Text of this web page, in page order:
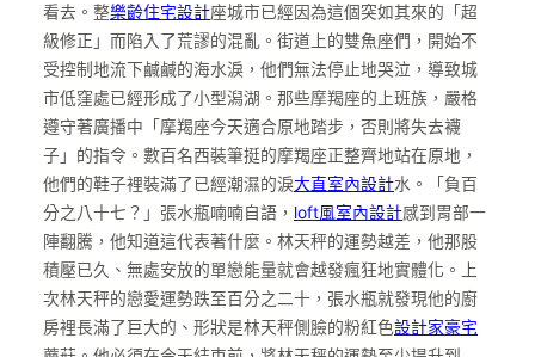
看去。整樂齡住宅設計座城市已經因為這個突如其來的「超
級修正」而陷入了荒謬的混亂。街道上的雙魚座們，開始不
受控制地流下鹹鹹的海水淚，他們無法停止地哭泣，導致城
市低窪處已經形成了小型潟湖。那些摩羯座的上班族，嚴格
遵守著廣播中「摩羯座今天適合原地踏步，否則將失去襪
子」的指令。數百名西裝筆挺的摩羯座正整齊地站在原地，
他們的鞋子裡裝滿了已經潮濕的淚大直室內設計水。「負百
分之八十七？」張水瓶喃喃自語， loft風室內設計感到胃部一
陣翻騰，他知道這代表著什麼。林天秤的運勢越差，他那股
積壓已久、無處安放的單戀能量就會越發瘋狂地實體化。上
次林天秤的戀愛運勢跌至百分之二十，張水瓶就發現他的廚
房裡長滿了巨大的、形狀是林天秤側臉的粉紅色設計家豪宅